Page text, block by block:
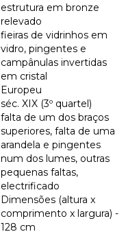
estrutura em bronze
relevado
fieiras de vidrinhos em
vidro, pingentes e
campânulas invertidas
em cristal
Europeu
séc. XIX (3º quartel)
falta de um dos braços
superiores, falta de uma
arandela e pingentes
num dos lumes, outras
pequenas faltas,
electrificado
Dimensões (altura x
comprimento x largura) -
128 cm